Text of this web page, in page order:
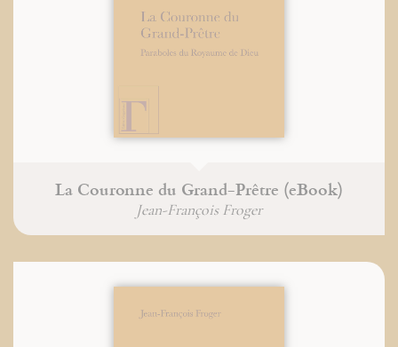
La Couronne du Grand-Prêtre (eBook)
Jean-François Froger